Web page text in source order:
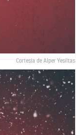
Cortesía de Alper Yesiltas